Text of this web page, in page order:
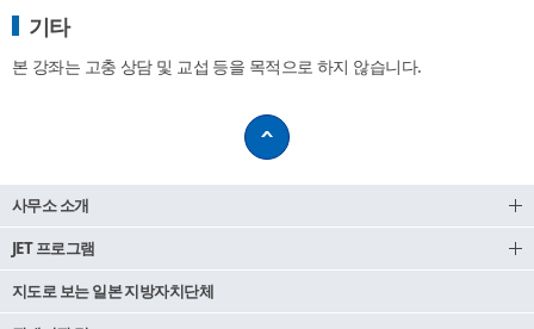
기타
본 강좌는 고충 상담 및 교섭 등을 목적으로 하지 않습니다.
사무소 소개
JET 프로그램
지도로 보는 일본 지방자치단체